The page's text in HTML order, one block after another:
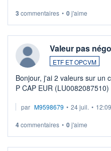
3 commentaires • 0j'aime
Valeur pas
ETF ET OPCVM
Bonjour, j'ai 2 valeurs sur un
P CAP EUR
veux procéder à la vente, on
par M9598679 • 24 juil. • 12:09
4commentaires • 0j'aime